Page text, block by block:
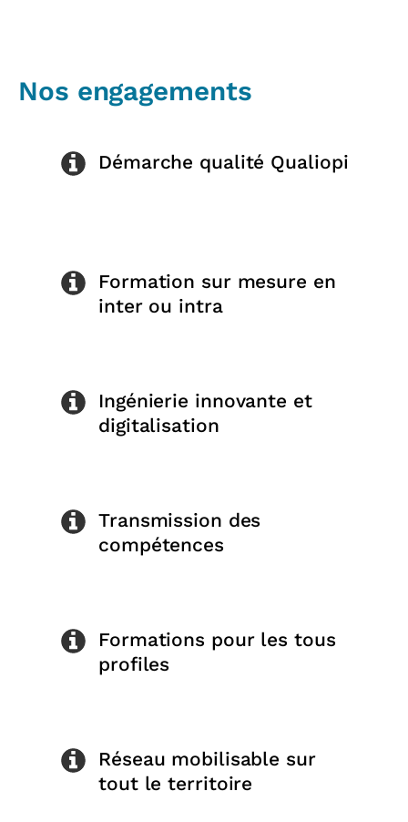
Nos engagements
Démarche qualité Qualiopi
Formation sur mesure en
inter ou intra
Ingénierie innovante et
digitalisation
Transmission des
compétences
Formations pour les tous
profiles
Réseau mobilisable sur
tout le territoire